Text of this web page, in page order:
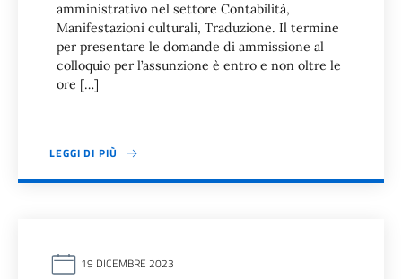
amministrativo nel settore Contabilità,
Manifestazioni culturali, Traduzione. Il termine
per presentare le domande di ammissione al
colloquio per l’assunzione è entro e non oltre le
ore […]
LEGGI DI PIÙ
19 DICEMBRE 2023